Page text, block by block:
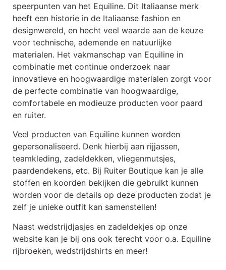
speerpunten van het Equiline. Dit Italiaanse merk
heeft een historie in de Italiaanse fashion en
designwereld, en hecht veel waarde aan de keuze
voor technische, ademende en natuurlijke
materialen. Het vakmanschap van Equiline in
combinatie met continue onderzoek naar
innovatieve en hoogwaardige materialen zorgt voor
de perfecte combinatie van hoogwaardige,
comfortabele en modieuze producten voor paard
en ruiter.
Veel producten van Equiline kunnen worden
gepersonaliseerd. Denk hierbij aan rijjassen,
teamkleding, zadeldekken, vliegenmutsjes,
paardendekens, etc. Bij Ruiter Boutique kan je alle
stoffen en koorden bekijken die gebruikt kunnen
worden voor de details op deze producten zodat je
zelf je unieke outfit kan samenstellen!
Naast wedstrijdjasjes en zadeldekjes op onze
website kan je bij ons ook terecht voor o.a. Equiline
rijbroeken, wedstrijdshirts en meer!